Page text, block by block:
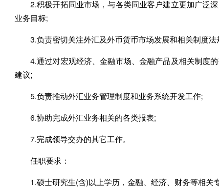
2.积极开拓同业市场，与各类同业客户建立更加广泛
业务目标;
3.负责密切关注外汇及外币货币市场发展和相关制度
4.通过对宏观经济、金融市场、金融产品及相关制度
建议;
5.负责推动外汇业务管理制度和业务系统开发工作;
6.协助完成外汇业务相关的各类报表;
7.完成领导交办的其它工作。
任职要求：
1.硕士研究生(含)以上学历，金融、经济、财务等相关